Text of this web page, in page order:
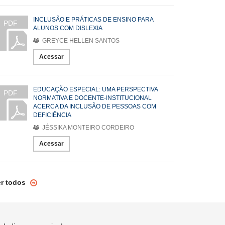
PDF
INCLUSÃO E PRÁTICAS DE ENSINO PARA
ALUNOS COM DISLEXIA
GREYCE HELLEN SANTOS
Acessar
PDF
EDUCAÇÃO ESPECIAL: UMA PERSPECTIVA
NORMATIVA E DOCENTE-INSTITUCIONAL
ACERCA DA INCLUSÃO DE PESSOAS COM
DEFICIÊNCIA
JÉSSIKA MONTEIRO CORDEIRO
Acessar
todos